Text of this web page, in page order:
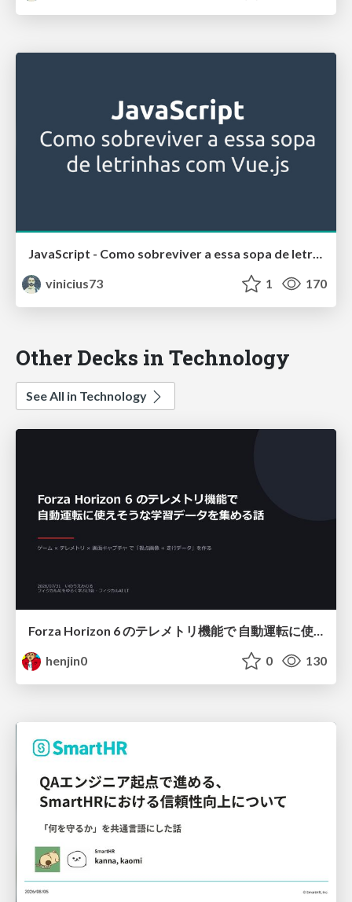
JavaScript - Como sobreviver a essa sopa de letrinhas com Vue.js
vinicius73
1 170
Other Decks in Technology
See All in Technology
henjin0
0 130